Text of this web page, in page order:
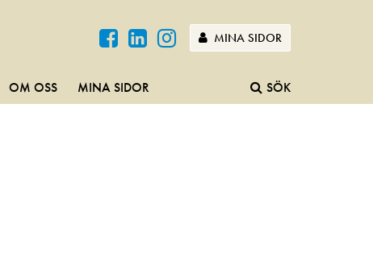
MINA SIDOR
OM OSS MINA SIDOR SÖK